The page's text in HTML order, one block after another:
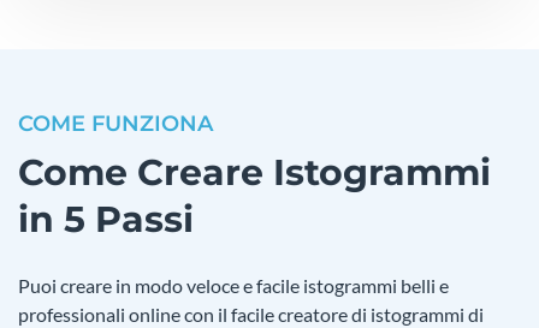
COME FUNZIONA
Come Creare Istogrammi
in 5 Passi
Puoi creare in modo veloce e facile istogrammi belli e
professionali online con il facile creatore di istogrammi di